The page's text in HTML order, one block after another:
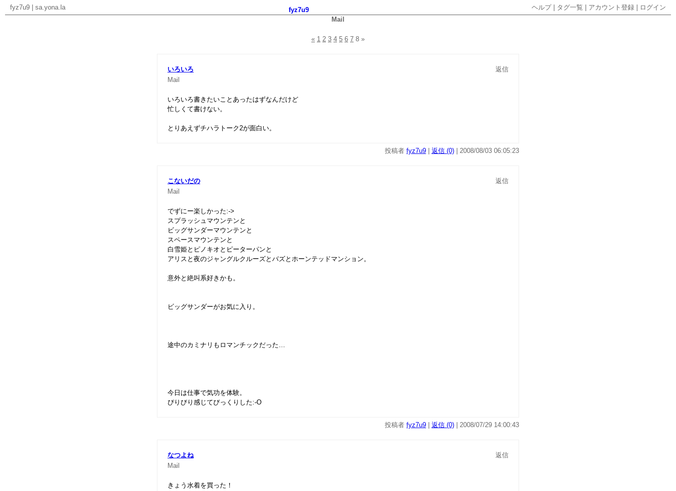
fyz7u9 sa.yona.la ヘルプ| タグ一覧 アカウント登録 ログイン
fyz7u9
Mail
« 1 2 3 4 5 6 7 8 »
いろいろ
返信
Mail
いろいろ書きたいことあったはずなんだけど
忙しくて書けない。
とりあえずチハラトーク2が面白い。
投稿者 fyz7u9 返信 (0) | 2008/08/03 06:05:23
こないだの
返信
Mail
でずにー楽しかった:->
スプラッシュマウンテンと
ビッグサンダーマウンテンと
スペースマウンテンと
白雪姫とピノキオとピーターパンと
アリスと夜のジャングルクルーズとバズとホーンテッドマンション。
意外と絶叫系好きかも。
ビッグサンダーがお気に入り。
途中のカミナリもロマンチックだった…
今日は仕事で気功を体験。
ぴりびり感じてびっくりした:-O
投稿者 fyz7u9 返信 (0) | 2008/07/29 14:00:43
なつよね
返信
Mail
きょう水着を買った！